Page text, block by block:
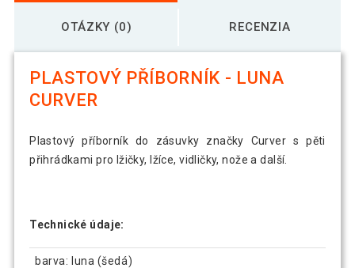
OTÁZKY (0) RECENZIA
PLASTOVÝ PŘÍBORNÍK - LUNA
CURVER
Plastový příborník do zásuvky značky Curver s pěti
přihrádkami pro lžičky, lžíce, vidličky, nože a další.
Technické údaje:
barva: luna (šedá)